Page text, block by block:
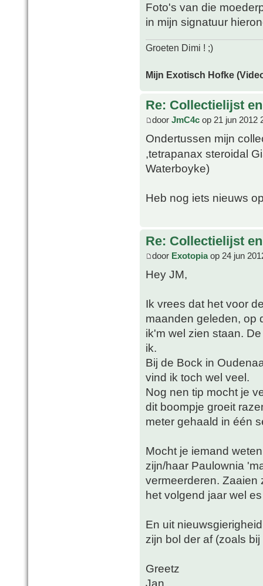
Foto's van die
in mijn signatuur
Groeten Dimi ! ;)
Mijn Exotisch Hofke
Re: Collectielijst
door JmC4c op 21 jun 2012
Ondertussen mijn
,tetrapanax steroidal
Waterboyke)
Heb nog iets nieuws
Re: Collectielijst
door Exotopiaop 24 jun
Hey JM,
Ik vrees dat het voor
maanden geleden, op
ik'm wel zien staan.
ik.
Bij de Bock in
vind ik toch wel veel.
Nog nen tip mocht je
dit boompje groeit
meter gehaald in één
Mocht je iemand
zijn/haar Paulownia
vermeerderen. Zaaien
het volgend jaar wel
En uit
zijn bol der af (zoals
Greetz
Jan